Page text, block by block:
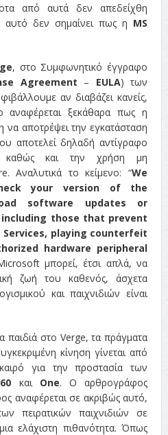
από αυτά δεν απεδείχθη
δεν σημαίνει πως η MS
, στο Συμφωνητικό έγγραφο
Agreement – EULA) των
αν διαβάζει κανείς,
αναφέρεται ξεκάθαρα πως η
αποτρέψει την εγκατάσταση
αποτελεί δηλαδή αντίγραφο
καθώς και την χρήση μη
Αναλυτικά το κείμενο: “We
your version of the
software updates or
those that prevent
playing counterfeit
hardware peripheral
μπορεί, έτσι απλά, να
ζωή του καθενός, άσχετα
και παιχνιδιών είναι
στο Verge, τα πράγματα
κίνηση γίνεται από
για την προστασία των
και One. Ο αρθρογράφος
αναφέρεται σε ακριβώς αυτό,
πειρατικών παιχνιδιών σε
ελάχιστη πιθανότητα. Όπως